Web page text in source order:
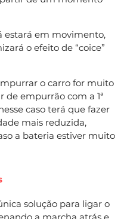
estará em movimento,
o efeito de “coice”
o carro for muito
empurrão com a 1ª
caso terá que fazer
mais reduzida,
a bateria estiver muito
solução para ligar o
a marcha atrás e